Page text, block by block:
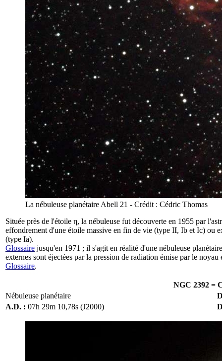
La nébuleuse planétaire Abell 21 - Crédit : Cédric Thomas
Située près de l'étoile η, la nébuleuse fut découverte en 1955 par
effondrement d'une étoile massive en fin de vie (type II, Ib et Ic) ou
(type Ia).
Glossaire jusqu'en 1971 ; il s'agit en réalité d'une nébuleuse planétaire
externes sont éjectées par la pression de radiation émise par le
Glossaire.
NGC 2392 =
Nébuleuse planétaire
A.D. : 07h 29m 10,78s (J2000)